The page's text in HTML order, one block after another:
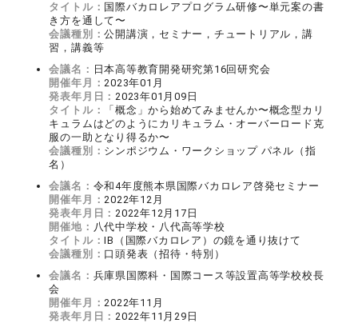
タイトル： 国際バカロレアプログラム研修〜単元案の書
き方を通して〜
会議種別：公開講演，セミナー，チュートリアル，講
習，講義等
会議名： 日本高等教育開発研究第16回研究会
開催年月：2023年01月
発表年月日：2023年01月09日
タイトル：
「概念」から始めてみませんか〜概念型カリ
キュラムはどのようにカリキュラム・オーバーロード克
服の一助となり得るか〜
会議種別： シンポジウム・ワークショップ パネル（指
名）
会議名： 令和4年度熊本県国際バカロレア啓発セミナー
開催年月：2022年12月
発表年月日：2022年12月17日
開催地： 八代中学校・八代高等学校
タイトル：IB（国際バカロレア）の鏡を通り抜けて
会議種別： 口頭発表（招待・特別）
会議名： 兵庫県国際科・国際コース等設置高等学校校長
会
開催年月：2022年11月
発表年月日：2022年11月29日